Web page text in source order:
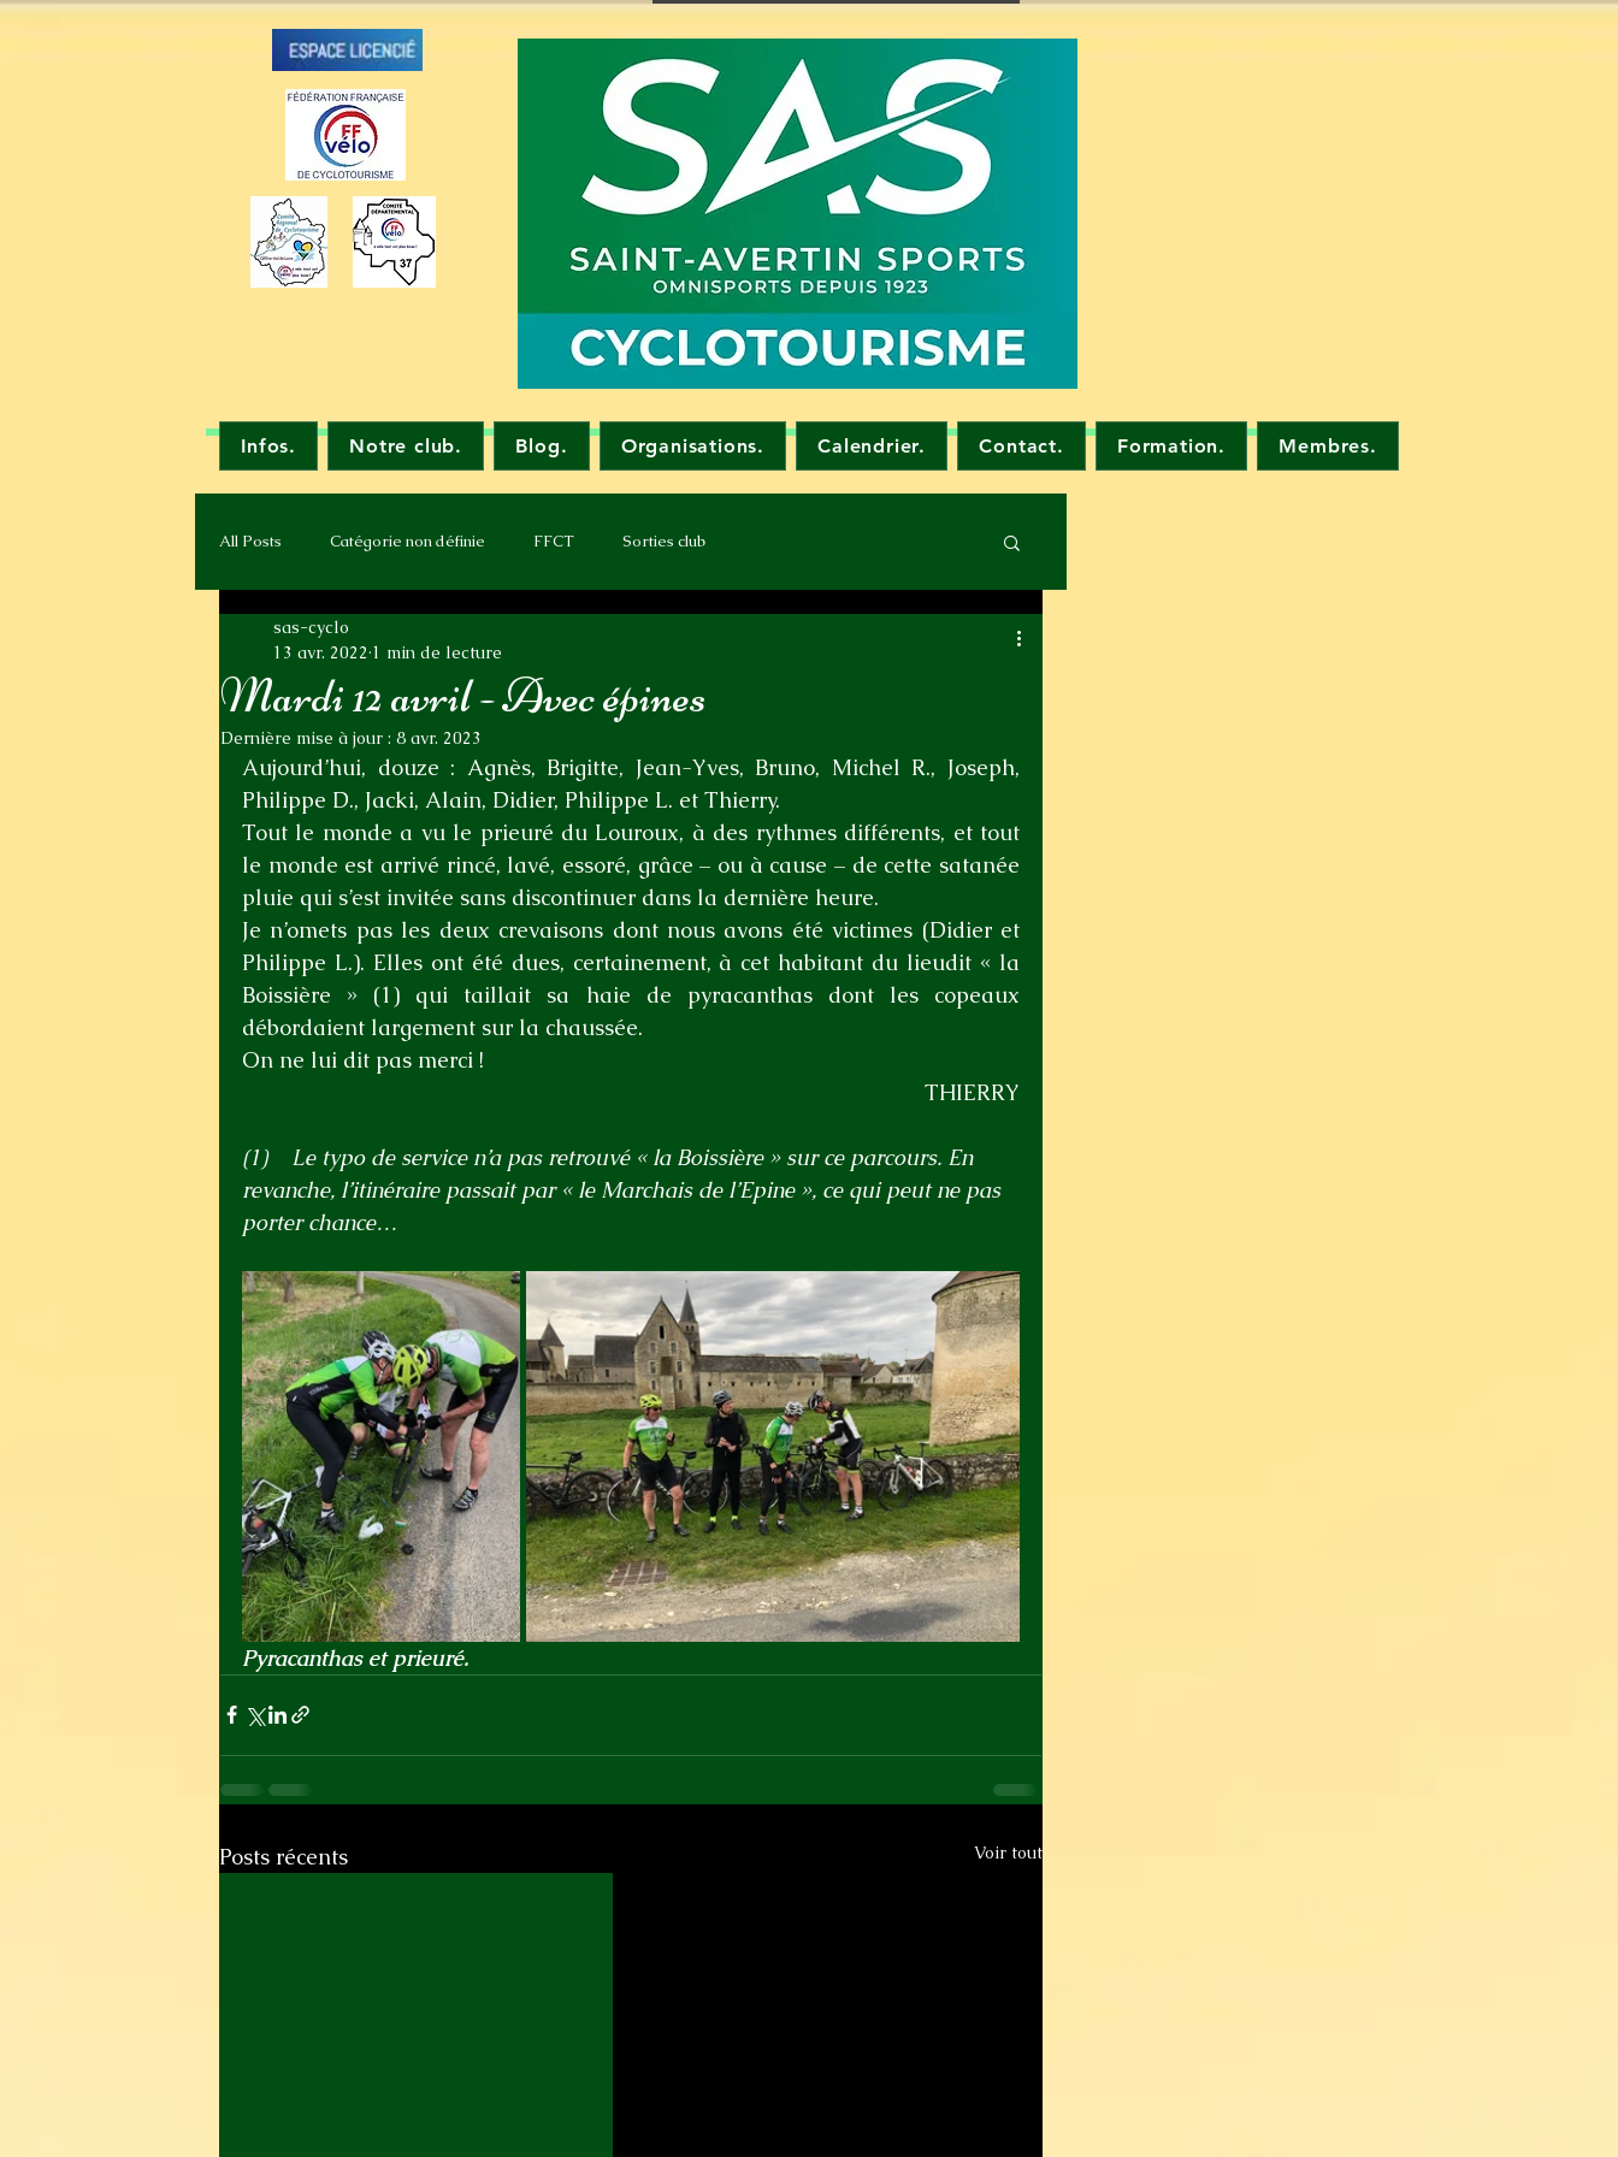
Infos. Notre club. Blog. Organisations. Calendrier. Contact. Formation. Membres.
All Posts Catégorie non définie FFCT Sorties club
Mardi 12 avril - Avec épines
sas-cyclo
13 avr. 2022 1 min de lecture
Dernière mise à jour : 8 avr. 2023
Aujourd’hui, douze : Agnès, Brigitte, Jean-Yves, Bruno, Michel R., Joseph,
Philippe D., Jacki, Alain, Didier, Philippe L. et Thierry.
Tout le monde a vu le prieuré du Louroux, à des rythmes différents, et tout
le monde est arrivé rincé, lavé, essoré, grâce – ou à cause – de cette satanée
pluie qui s’est invitée sans discontinuer dans la dernière heure.
Je n’omets pas les deux crevaisons dont nous avons été victimes (Didier et
Philippe L.). Elles ont été dues, certainement, à cet habitant du lieudit « la
Boissière » (1) qui taillait sa haie de pyracanthas dont les copeaux
débordaient largement sur la chaussée.
On ne lui dit pas merci !
THIERRY
(1)    Le typo de service n’a pas retrouvé « la Boissière » sur ce parcours. En
revanche, l’itinéraire passait par « le Marchais de l’Epine », ce qui peut ne pas
porter chance…
Pyracanthas et prieuré.
Posts récents Voir tout